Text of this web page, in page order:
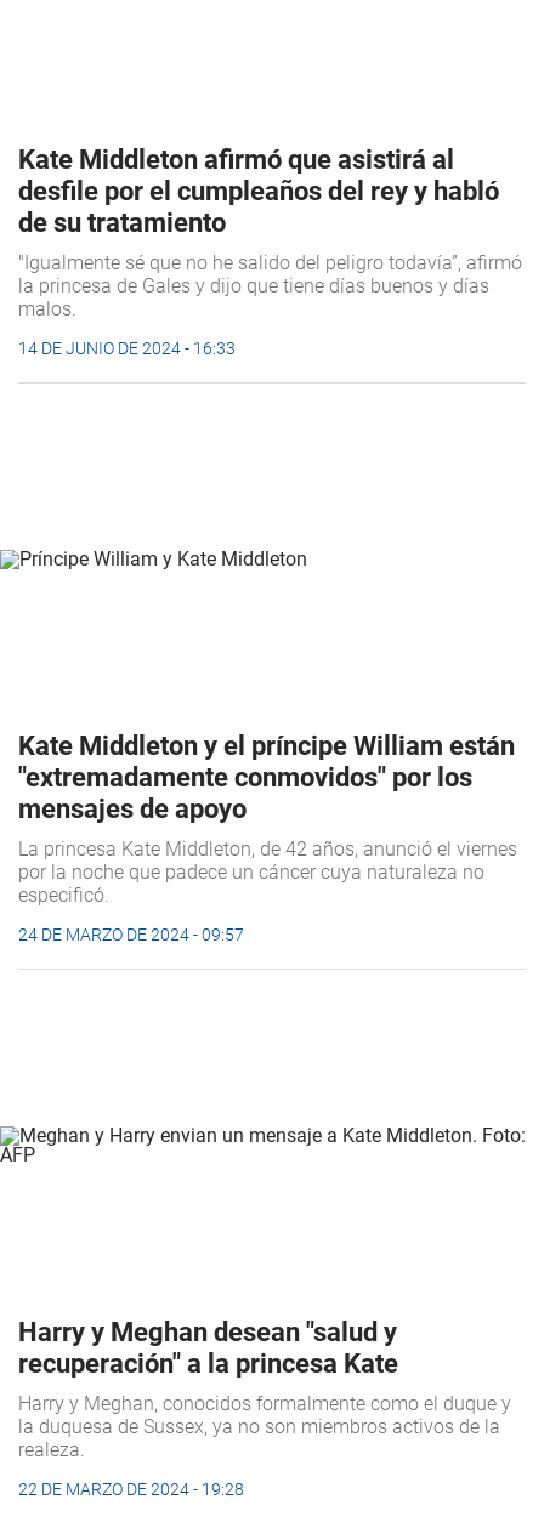
Kate Middleton afirmó que asistirá al
desfile por el cumpleaños del rey y habló
de su tratamiento
"Igualmente sé que no he salido del peligro todavía”, afirmó
la princesa de Gales y dijo que tiene días buenos y días
malos.
14 DE JUNIO DE 2024 - 16:33
Kate Middleton y el príncipe William están
"extremadamente conmovidos" por los
mensajes de apoyo
La princesa Kate Middleton, de 42 años, anunció el viernes
por la noche que padece un cáncer cuya naturaleza no
especificó.
24 DE MARZO DE 2024 - 09:57
Harry y Meghan desean "salud y
recuperación" a la princesa Kate
Harry y Meghan, conocidos formalmente como el duque y
la duquesa de Sussex, ya no son miembros activos de la
realeza.
22 DE MARZO DE 2024 - 19:28